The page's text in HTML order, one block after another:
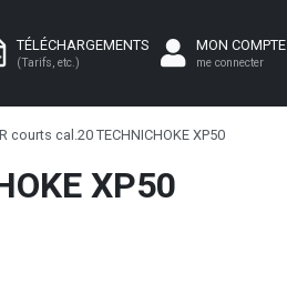
TÉLÉCHARGEMENTS
(Tarifs, etc.)
MON COMPTE
me connecter
courts cal.20 TECHNICHOKE XP50
XP50